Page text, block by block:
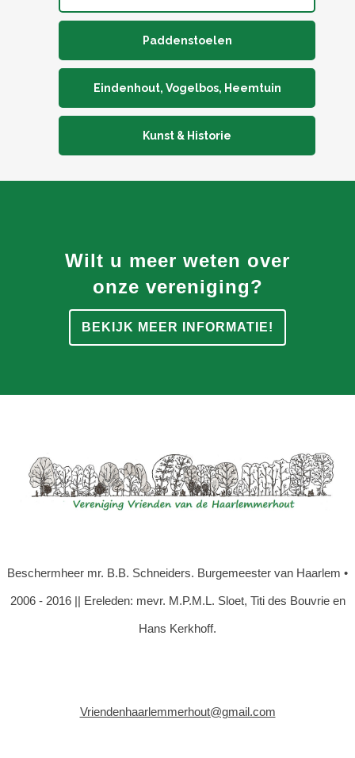
Paddenstoelen
Eindenhout, Vogelbos, Heemtuin
Kunst & Historie
Wilt u meer weten over
onze vereniging?
BEKIJK MEER INFORMATIE!
Beschermheer mr. B.B. Schneiders. Burgemeester van Haarlem •
2006 - 2016 || Ereleden: mevr. M.P.M.L. Sloet, Titi des Bouvrie en
Hans Kerkhoff.
Vriendenhaarlemmerhout@gmail.com